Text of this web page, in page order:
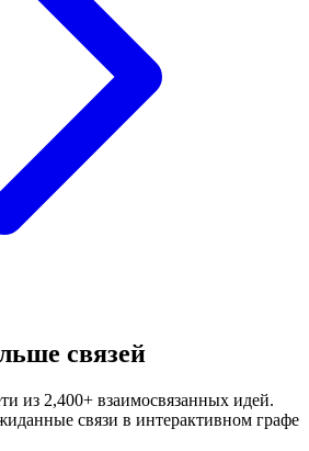
связей
из 2,400+ взаимосвязанных идей.
связи в интерактивном графе